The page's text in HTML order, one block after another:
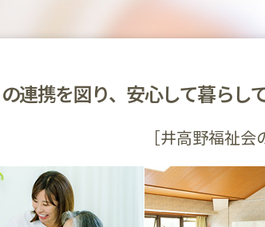
連携を図り、 安心して暮らし
［井高野福祉